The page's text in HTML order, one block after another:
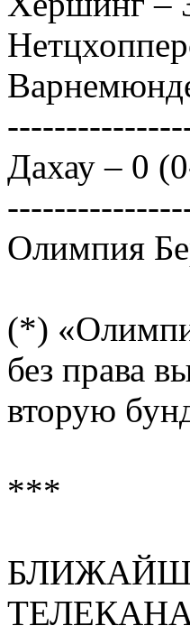
Дахау – 0
Олимпия
(*)
без права
вторую
***